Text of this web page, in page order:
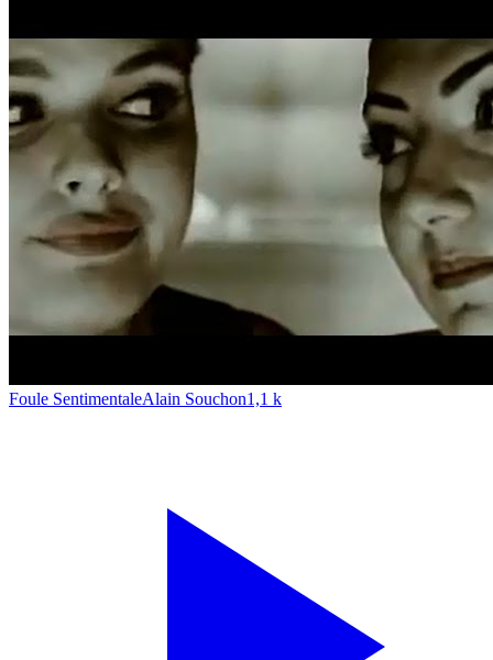
Foule SentimentaleAlain Souchon1,1 k